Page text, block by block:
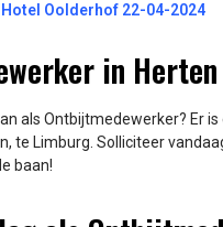
Oolderhof 22-04-2024
in Herten
als Ontbijtmedewerker? Er
te Limburg. Solliciteer
baan!